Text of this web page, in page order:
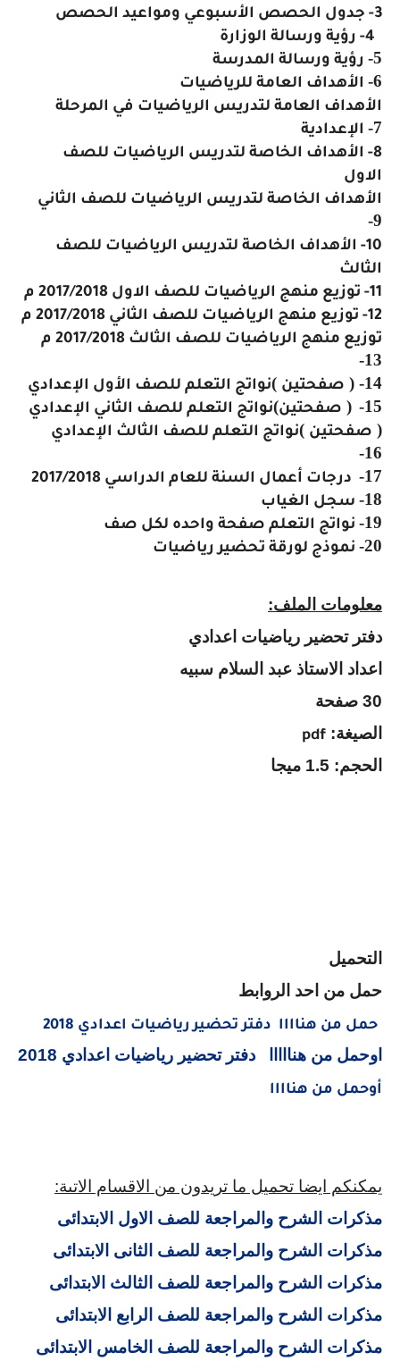
3- جدول الحصص الأسبوعي ومواعيد الحصص
4- رؤية ورسالة الوزارة
رؤية ورسالة المدرسة
5-
الأهداف العامة للرياضيات 6-
الأهداف العامة لتدريس الرياضيات في المرحلة
الإعدادية
7-
8- الأهداف الخاصة لتدريس الرياضيات للصف
الاول
الأهداف الخاصة لتدريس الرياضيات للصف الثاني
9-
10- الأهداف الخاصة لتدريس الرياضيات للصف
الثالث
11- توزيع منهج الرياضيات للصف الاول 2017/2018 م
12- توزيع منهج الرياضيات للصف الثاني 2017/2018 م
توزيع منهج الرياضيات للصف الثالث 2017/2018 م
13-
نواتج التعلم للصف الأول الإعدادي( صفحتين ) 14-
نواتج التعلم للصف الثاني الإعدادي(صفحتين ) 15-
نواتج التعلم للصف الثالث الإعدادي( صفحتين )
16-
درجات أعمال السنة للعام الدراسي 2017/2018 17-
سجل الغياب 18-
نواتج التعلم صفحة واحده لكل صف 19-
نموذج لورقة تحضير رياضيات 20-
معلومات الملف:
دفتر تحضير رياضيات اعدادي
اعداد الاستاذ عبد السلام سبيه
30 صفحة
الصيغة: pdf
الحجم: 1.5 ميجا
التحميل
حمل من احد الروابط
حمل من هناااا دفتر تحضير رياضيات اعدادي 2018
اوحمل من هنااااا دفتر تحضير رياضيات اعدادي 2018
أوحمل من هناااا
يمكنكم ايضا تحميل ما تريدون من الاقسام الاتىة:
مذكرات الشرح والمراجعة للصف الاول الابتدائى
مذكرات الشرح والمراجعة للصف الثانى الابتدائى
مذكرات الشرح والمراجعة للصف الثالث الابتدائى
مذكرات الشرح والمراجعة للصف الرابع الابتدائى
مذكرات الشرح والمراجعة للصف الخامس الابتدائى